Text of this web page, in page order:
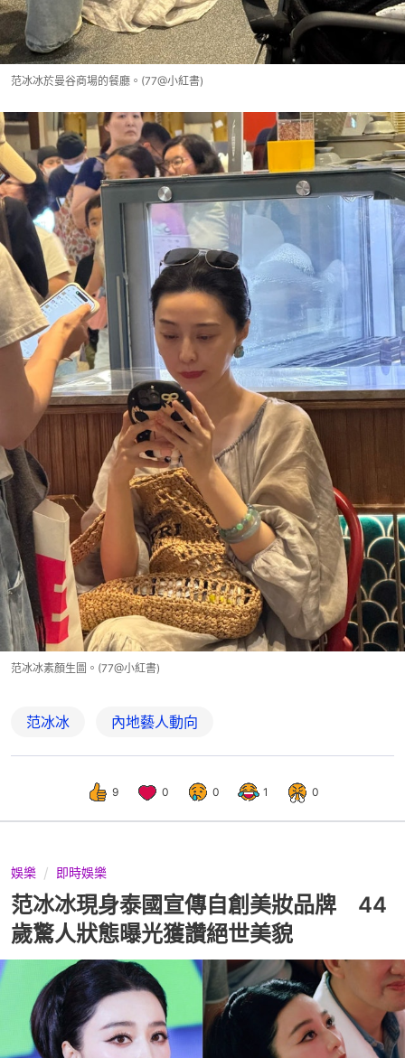
范冰冰於曼谷商場的餐廳。(77@小紅書)
范冰冰素顏生圖。(77@小紅書)
范冰冰 內地藝人動向
9 0 0 1 0
娛樂 即時娛樂
范冰冰現身泰國宣傳自創美妝品牌 44
歲驚人狀態曝光獲讚絕世美貌